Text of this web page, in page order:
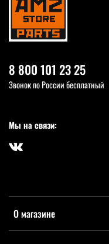
О магазине
8 800 101 23 25
Звонок по России бесплатный
Мы на связи: